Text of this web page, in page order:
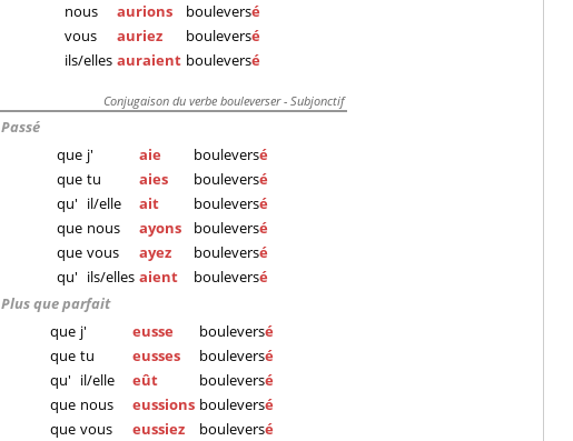
nous
aurions bouleversé
vous
auriez bouleversé
ils/elles auraient bouleversé
Conjugaison du verbe bouleverser - Subjonctif
Passé
que j' aie bouleversé
que tu aies bouleversé
qu' il/elle ait bouleversé
que nous ayons bouleversé
que vous ayez bouleversé
qu' ils/elles aient bouleversé
Plus que parfait
que j' eusse bouleversé
que tu eusses bouleversé
qu' il/elle eût bouleversé
que nous eussions bouleversé
que vous eussiez bouleversé